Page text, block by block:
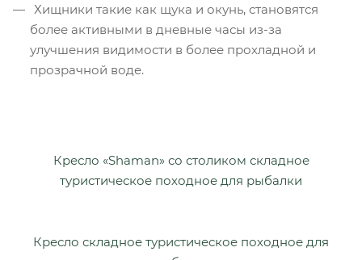
Хищники такие как щука и окунь, становятся
более активными в дневные часы из-за
улучшения видимости в более прохладной и
прозрачной воде.
Кресло «Shaman» со столиком складное
туристическое походное для рыбалки
Кресло складное туристическое походное для